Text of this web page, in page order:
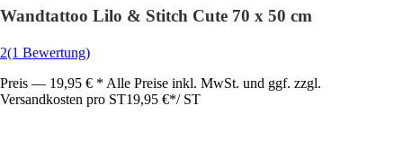
Wandtattoo Lilo & Stitch Cute 70 x 50 cm
2(1 Bewertung)
Preis — 19,95 € * Alle Preise inkl. MwSt. und ggf. zzgl.
Versandkosten pro ST19,95 €*/ ST